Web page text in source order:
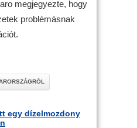
megjegyezte, hogy
problémásnak
egy dízelmozdony